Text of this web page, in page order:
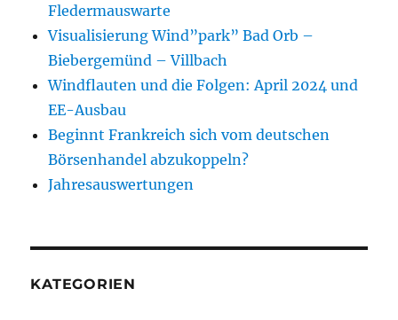
Fledermauswarte
Visualisierung Wind”park” Bad Orb –
Biebergemünd – Villbach
Windflauten und die Folgen: April 2024 und
EE-Ausbau
Beginnt Frankreich sich vom deutschen
Börsenhandel abzukoppeln?
Jahresauswertungen
KATEGORIEN